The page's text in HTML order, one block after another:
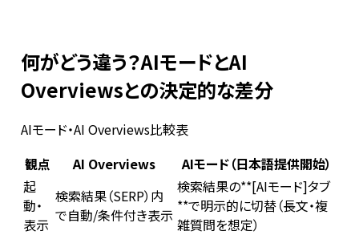
何がどう違う？AIモードとAI
Overviewsとの決定的な差分
AIモード・AI Overviews比較表
観点
AI Overviews
AIモード（日本語提供開始）
起
動・
表示
検索結果（SERP）内
で自動/条件付き表示
検索結果の**[AIモード]タブ
**で明示的に切替（長文・複
雑質問を想定）